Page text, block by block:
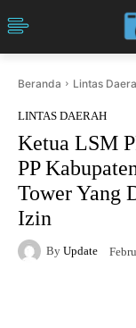
Beranda Lintas
LINTAS DAERAH
Ketua LSM
PP
Tower Yang
Izin
By Update